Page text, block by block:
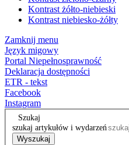
Kontrast żółto-niebieski
Kontrast niebiesko-żółty
Zamknij menu
Język migowy
Portal Niepełnosprawność
Deklaracja dostępności
ETR - tekst
Facebook
Instagram
Szukaj
szukaj artykułów i wydarzeń
Wyszukaj